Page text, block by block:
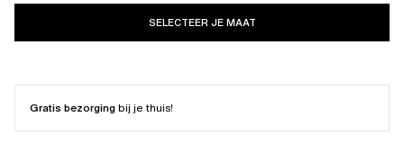
SELECTEER JE MAAT
Gratis bezorgingbij je thuis!